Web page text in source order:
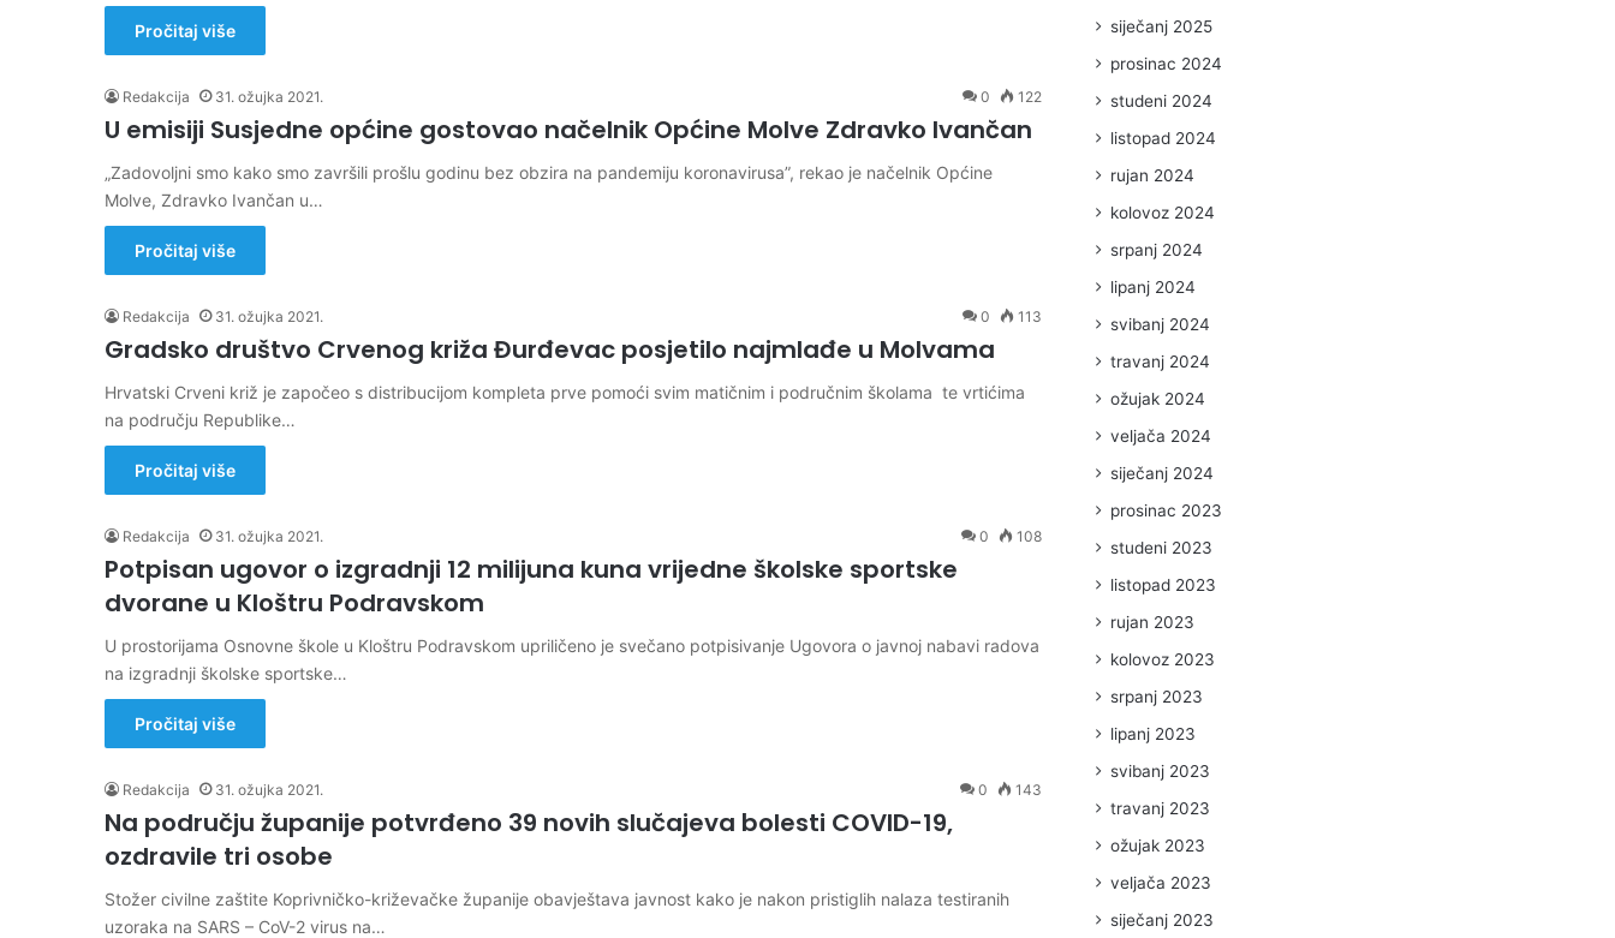
Pročitaj više
Redakcija 31. ožujka 2021. 0 122
U emisiji Susjedne općine gostovao načelnik Općine Molve Zdravko Ivančan
„Zadovoljni smo kako smo završili prošlu godinu bez obzira na pandemiju koronavirusa”, rekao je načelnik Općine
Molve, Zdravko Ivančan u…
Pročitaj više
Redakcija 31. ožujka 2021. 0 113
Gradsko društvo Crvenog križa Đurđevac posjetilo najmlađe u Molvama
Hrvatski Crveni križ je započeo s distribucijom kompleta prve pomoći svim matičnim i područnim školama te vrtićima
na području Republike…
Pročitaj više
Redakcija 31. ožujka 2021. 0 108
Potpisan ugovor o izgradnji 12 milijuna kuna vrijedne školske sportske
dvorane u Kloštru Podravskom
U prostorijama Osnovne škole u Kloštru Podravskom upriličeno je svečano potpisivanje Ugovora o javnoj nabavi radova
na izgradnji školske sportske…
Pročitaj više
Redakcija 31. ožujka 2021. 0 143
Na području županije potvrđeno 39 novih slučajeva bolesti COVID-19,
ozdravile tri osobe
Stožer civilne zaštite Koprivničko-križevačke županije obavještava javnost kako je nakon pristiglih nalaza testiranih
uzoraka na SARS – CoV-2 virus na…
siječanj 2025
prosinac 2024
studeni 2024
listopad 2024
rujan 2024
kolovoz 2024
srpanj 2024
lipanj 2024
svibanj 2024
travanj 2024
ožujak 2024
veljača 2024
siječanj 2024
prosinac 2023
studeni 2023
listopad 2023
rujan 2023
kolovoz 2023
srpanj 2023
lipanj 2023
svibanj 2023
travanj 2023
ožujak 2023
veljača 2023
siječanj 2023